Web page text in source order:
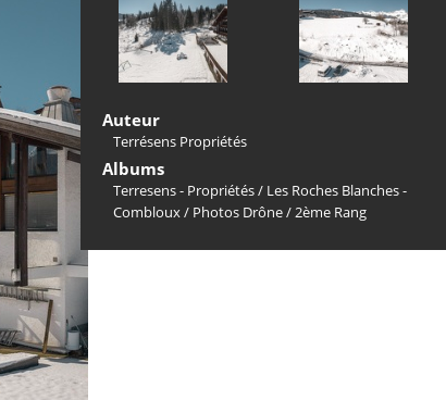
Auteur
Terrésens Propriétés
Albums
Terresens - Propriétés/ Les Roches Blanches -
Combloux/ Photos Drône/2ème Rang